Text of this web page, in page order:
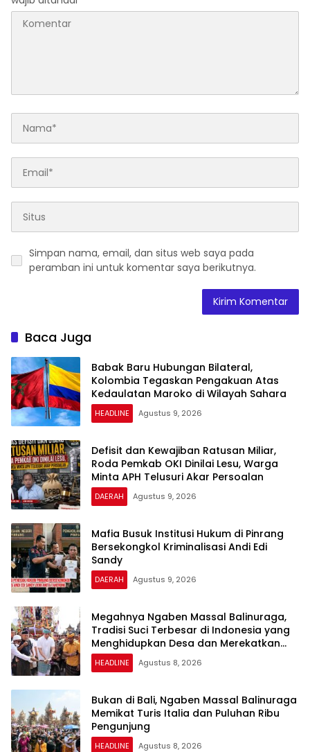
Simpan nama, email, dan situs web saya pada
peramban ini untuk komentar saya berikutnya.
Baca Juga
Babak Baru Hubungan Bilateral,
Kolombia Tegaskan Pengakuan Atas
Kedaulatan Maroko di Wilayah Sahara
HEADLINE Agustus 9, 2026
Defisit dan Kewajiban Ratusan Miliar,
Roda Pemkab OKI Dinilai Lesu, Warga
Minta APH Telusuri Akar Persoalan
DAERAH Agustus 9, 2026
Mafia Busuk Institusi Hukum di Pinrang
Bersekongkol Kriminalisasi Andi Edi
Sandy
DAERAH Agustus 9, 2026
Megahnya Ngaben Massal Balinuraga,
Tradisi Suci Terbesar di Indonesia yang
Menghidupkan Desa dan Merekatkan
Ikatan Keluarga
HEADLINE Agustus 8, 2026
Bukan di Bali, Ngaben Massal Balinuraga
Memikat Turis Italia dan Puluhan Ribu
Pengunjung
HEADLINE Agustus 8, 2026